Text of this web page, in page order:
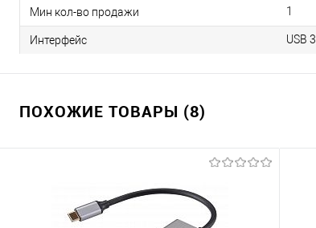
Мин кол-во продажи 1
Интерфейс USB
ПОХОЖИЕ ТОВАРЫ (8)